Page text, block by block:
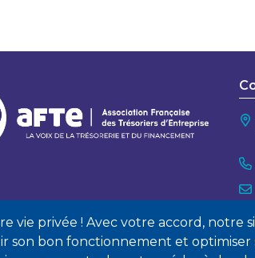
vie privée ! Avec votre accord, notre
son bon fonctionnement et optimiser